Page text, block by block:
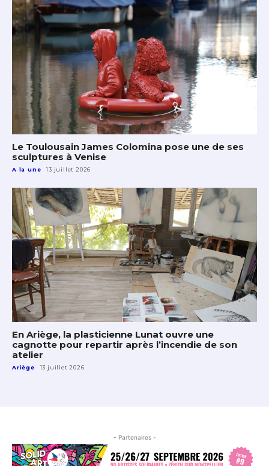
Le Toulousain James Colomina pose une de ses
sculptures à Venise
A la une 13 juillet 2026
En Ariège, la plasticienne Lunat ouvre une
cagnotte pour repartir après l’incendie de son
atelier
Ariège 13 juillet 2026
- Partenaires -